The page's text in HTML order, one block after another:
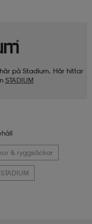
på Stadium. Här hittar
STADIUM
& ryggsäckar
STADIUM